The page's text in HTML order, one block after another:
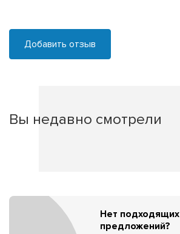
Добавить отзыв
Вы недавно смотрели
Нет подходящих
предложений?